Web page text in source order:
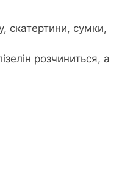
скатертини, сумки,
розчиниться, а